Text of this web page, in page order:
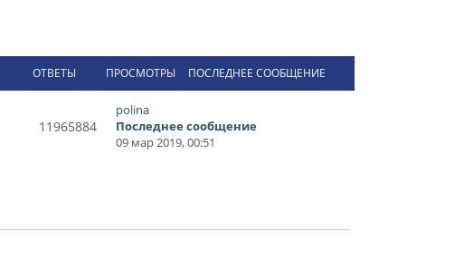
ОТВЕТЫ ПРОСМОТРЫ ПОСЛЕДНЕЕ СООБЩЕНИЕ
11965884
polina
Последнее сообщение
09 мар 2019, 00:51